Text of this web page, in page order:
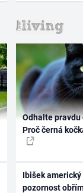
Odhalte pravdu
Proč černá
Ibišek
pozornost